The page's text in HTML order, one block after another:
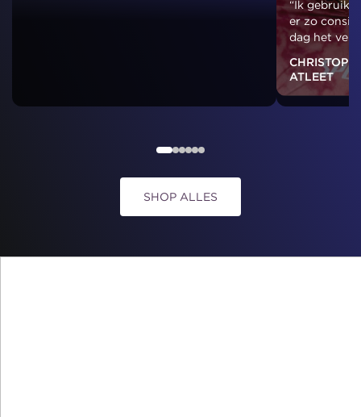
“Ik gebruik
er zo
dag het
ATLEET
SHOP ALLES